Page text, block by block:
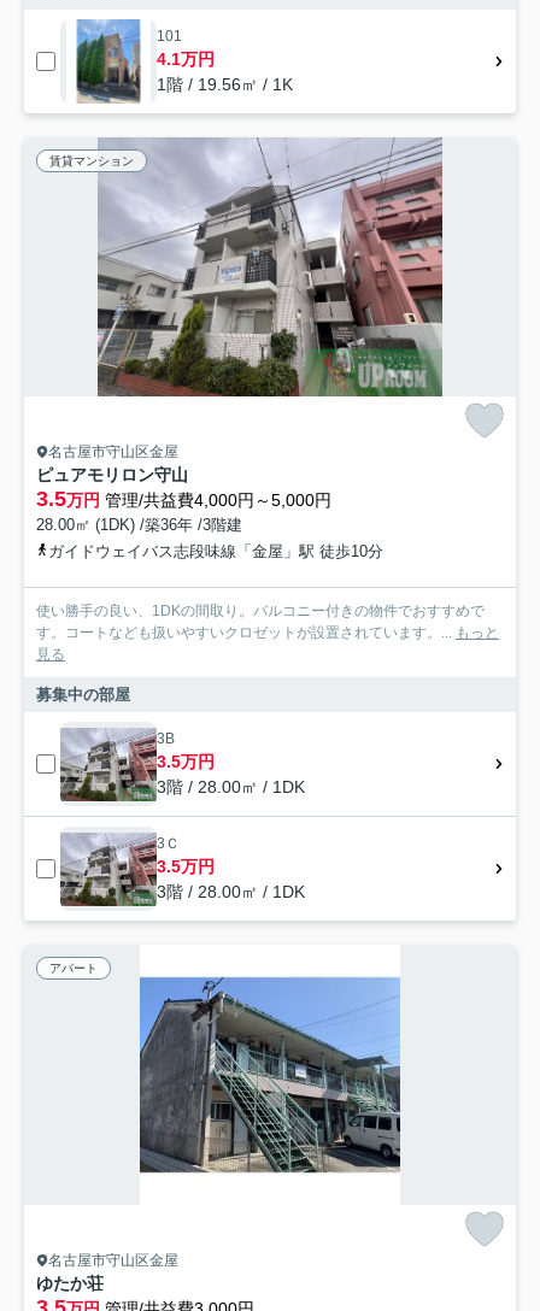
101
4.1万円
1階 / 19.56㎡ / 1K
賃貸マンション
名古屋市守山区金屋
ピュアモリロン守山
3.5万円 管理/共益費4,000円～5,000円
28.00㎡ (1DK) /築36年 /3階建
ガイドウェイバス志段味線「金屋」駅 徒歩10分
使い勝手の良い、1DKの間取り。バルコニー付きの物件でおすすめで
す。コートなども扱いやすいクロゼットが設置されています。... もっと
見る
募集中の部屋
3B
3.5万円
3階 / 28.00㎡ / 1DK
3Ｃ
3.5万円
3階 / 28.00㎡ / 1DK
アパート
名古屋市守山区金屋
ゆたか荘